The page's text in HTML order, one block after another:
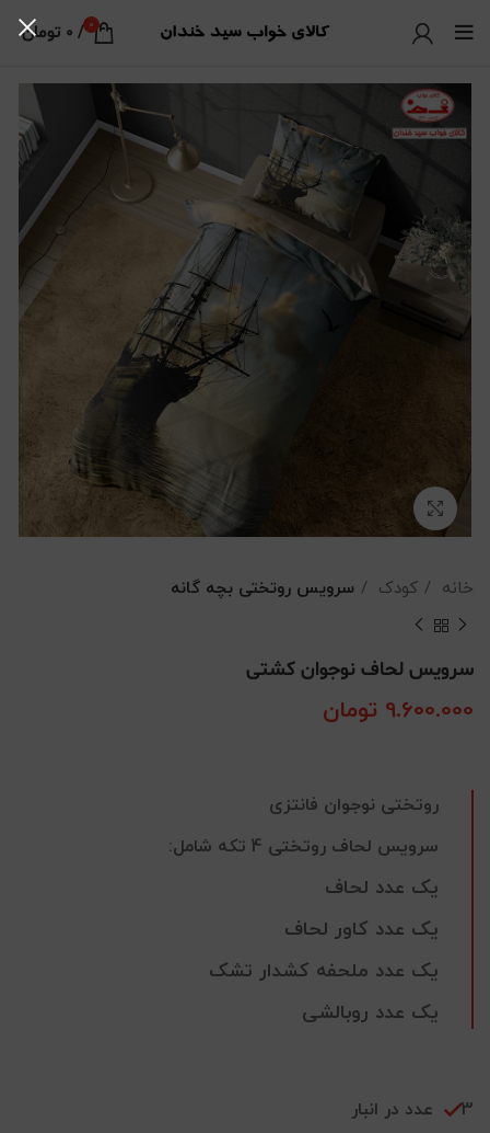
0
/
0 تومان
خانه کودک سرویس روتختی بچه گانه
سرویس لحاف نوجوان کشتی
9.600.000 تومان
روتختی نوجوان فانتزی
سرویس لحاف روتختی 4 تکه شامل:
یک عدد لحاف
یک عدد کاور لحاف
یک عدد ملحفه کشدار تشک
یک عدد روبالشی
3 عدد در انبار